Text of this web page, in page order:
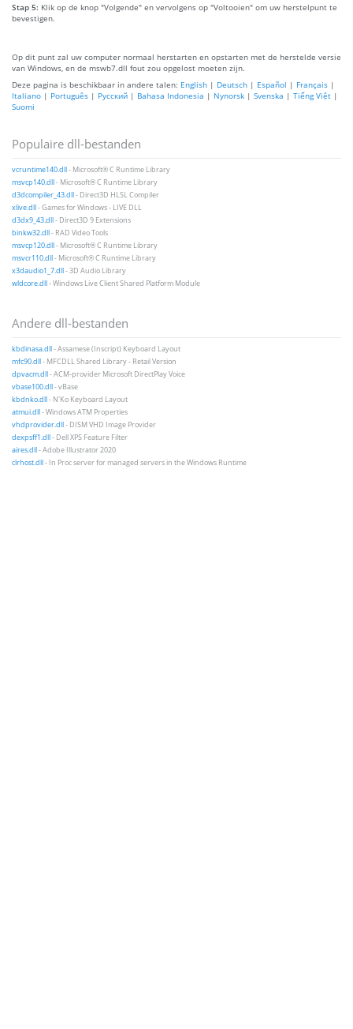
Stap 5: Klik op de knop "Volgende" en vervolgens op "Voltooien" om uw herstelpunt te
bevestigen.
Op dit punt zal uw computer normaal herstarten en opstarten met de herstelde versie
van Windows, en de mswb7.dll fout zou opgelost moeten zijn.
Deze pagina is beschikbaar in andere talen: English | Deutsch | Español | Français |
Italiano | Português | Русский | Bahasa Indonesia | Nynorsk | Svenska | Tiếng Việt |
Suomi
Populaire dll-bestanden
vcruntime140.dll- Microsoft® C Runtime Library
msvcp140.dll- Microsoft® C Runtime Library
d3dcompiler_43.dll- Direct3D HLSL Compiler
xlive.dll- Games for Windows - LIVE DLL
d3dx9_43.dll- Direct3D 9 Extensions
binkw32.dll- RAD Video Tools
msvcp120.dll- Microsoft® C Runtime Library
msvcr110.dll- Microsoft® C Runtime Library
x3daudio1_7.dll- 3D Audio Library
wldcore.dll- Windows Live Client Shared Platform Module
Andere dll-bestanden
kbdinasa.dll- Assamese (Inscript) Keyboard Layout
mfc90.dll- MFCDLL Shared Library - Retail Version
dpvacm.dll- ACM-provider Microsoft DirectPlay Voice
vbase100.dll- vBase
kbdnko.dll- N'Ko Keyboard Layout
atmui.dll- Windows ATM Properties
vhdprovider.dll- DISM VHD Image Provider
dexpsff1.dll- Dell XPS Feature Filter
aires.dll- Adobe Illustrator 2020
clrhost.dll- In Proc server for managed servers in the Windows Runtime